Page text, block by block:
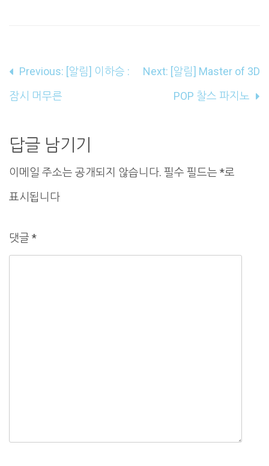
글
내
게
션
Previous: [알림] 이하승 :
잠시 머무른
Next: [알림] Master of 3D
POP 찰스 파지노
답글 남기기
이메일 주소는 공개되지 않습니다. 필수 필드는 *로
표시됩니다
댓글 *